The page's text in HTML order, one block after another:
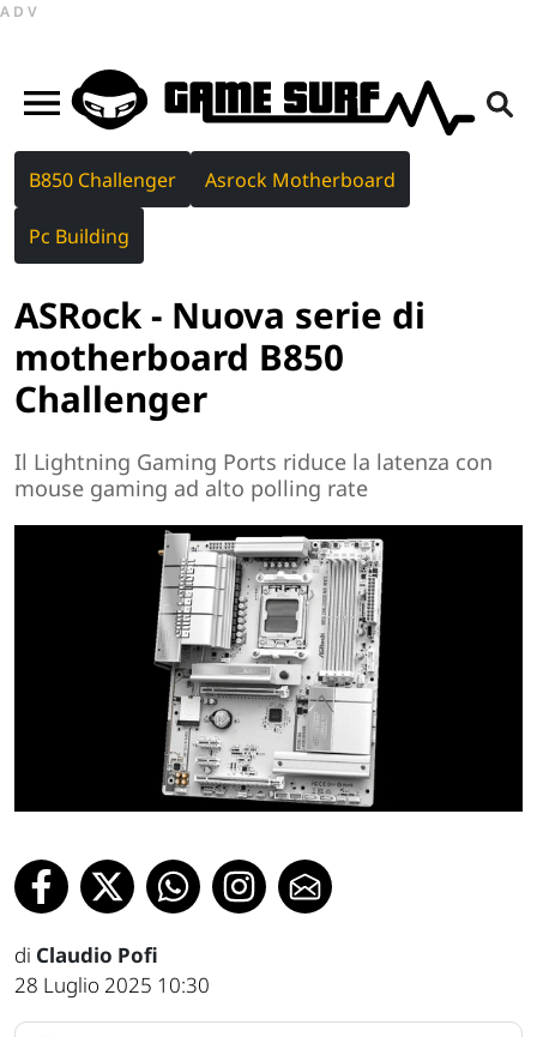
ADV
B850 Challenger Asrock Motherboard
Pc Building
ASRock - Nuova serie di
motherboard B850
Challenger
Il Lightning Gaming Ports riduce la latenza con
mouse gaming ad alto polling rate
di Claudio Pofi
28 Luglio 2025 10:30